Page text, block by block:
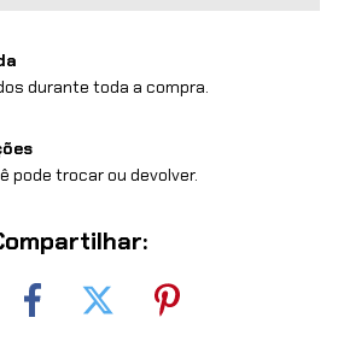
durante toda a compra.
pode trocar ou devolver.